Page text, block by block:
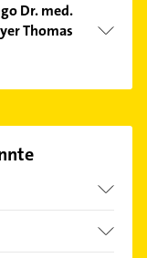
Dr. med.
Thomas
die
auswählen.